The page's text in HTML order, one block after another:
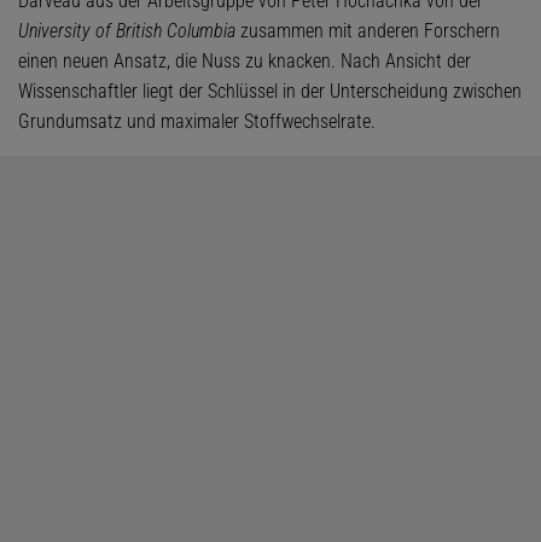
University of British Columbia zusammen mit anderen Forschern
einen neuen Ansatz, die Nuss zu knacken. Nach Ansicht der
Wissenschaftler liegt der Schlüssel in der Unterscheidung zwischen
Grundumsatz und maximaler Stoffwechselrate.